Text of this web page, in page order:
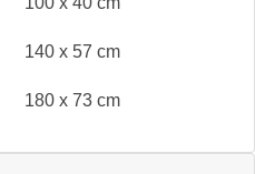
140 x 57 cm
180 x 73 cm